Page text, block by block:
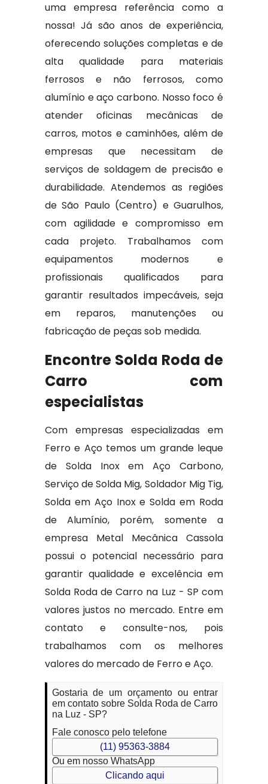
uma empresa referência como a
nossa! Já são anos de experiência,
oferecendo soluções completas e de
alta qualidade para materiais
ferrosos e não ferrosos, como
alumínio e aço carbono. Nosso foco é
atender oficinas mecânicas de
carros, motos e caminhões, além de
empresas que necessitam de
serviços de soldagem de precisão e
durabilidade. Atendemos as regiões
de São Paulo (Centro) e Guarulhos,
com agilidade e compromisso em
cada projeto. Trabalhamos com
equipamentos modernos e
profissionais qualificados para
garantir resultados impecáveis, seja
em reparos, manutenções ou
fabricação de peças sob medida.
Encontre Solda Roda de
Carro com
especialistas
Com empresas especializadas em
Ferro e Aço temos um grande leque
de Solda Inox em Aço Carbono,
Serviço de Solda Mig, Soldador Mig Tig,
Solda em Aço Inox e Solda em Roda
de Alumínio, porém, somente a
empresa Metal Mecânica Cassola
possui o potencial necessário para
garantir qualidade e excelência em
Solda Roda de Carro na Luz - SP com
valores justos no mercado. Entre em
contato e consulte-nos, pois
trabalhamos com os melhores
valores do mercado de Ferro e Aço.
Gostaria de um orçamento ou entrar
em contato sobre Solda Roda de Carro
na Luz - SP?
Fale conosco pelo telefone
(11) 95363-3884
Ou em nosso WhatsApp
Clicando aqui